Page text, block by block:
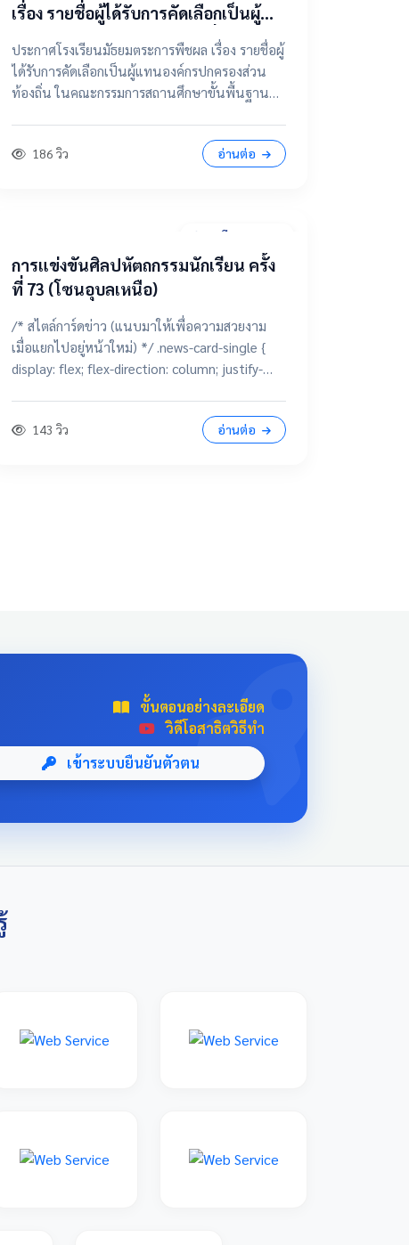
เรื่อง รายชื่อผู้ได้รับการคัดเลือกเป็นผู้
แทนองค์กรปกครองส่วนท้องถิ่น ในคณะ
กรรมการสถานศึกษาขั้นพื้นฐาน
ประกาศโรงเรียนมัธยมตระการพืชผล เรื่อง รายชื่อผู้
ได้รับการคัดเลือกเป็นผู้แทนองค์กรปกครองส่วน
ท้องถิ่น ในคณะกรรมการสถานศึกษาขั้นพื้นฐาน
186 วิว อ่านต่อ
28 มีนาคม 2569
การแข่งขันศิลปหัตถกรรมนักเรียน ครั้ง
ที่ 73 (โซนอุบลเหนือ)
/* สไตล์การ์ดข่าว (แนบมาให้เพื่อความสวยงาม
เมื่อแยกไปอยู่หน้าใหม่) */ .news-card-single {
display: flex; flex-direction: column; justify-
text-decoration: none !important; color: white
subtitle { font-size: 16px; opacity: 0.9; z-index:
143 วิว อ่านต่อ
ขั้นตอนอย่างละเอียด
วิดีโอสาธิตวิธีทำ
เข้าระบบยืนยันตัวตน